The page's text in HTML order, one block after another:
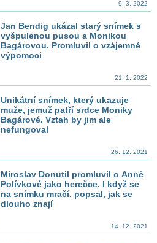
9. 3. 2022
Jan Bendig ukázal starý snímek s
vyšpulenou pusou a Monikou
Bagárovou. Promluvil o vzájemné
výpomoci
21. 1. 2022
Unikátní snímek, který ukazuje
muže, jemuž patří srdce Moniky
Bagárové. Vztah by jim ale
nefungoval
26. 12. 2021
Miroslav Donutil promluvil o Anně
Polívkové jako herečce. I když se
na snímku mračí, popsal, jak se
dlouho znají
14. 12. 2021